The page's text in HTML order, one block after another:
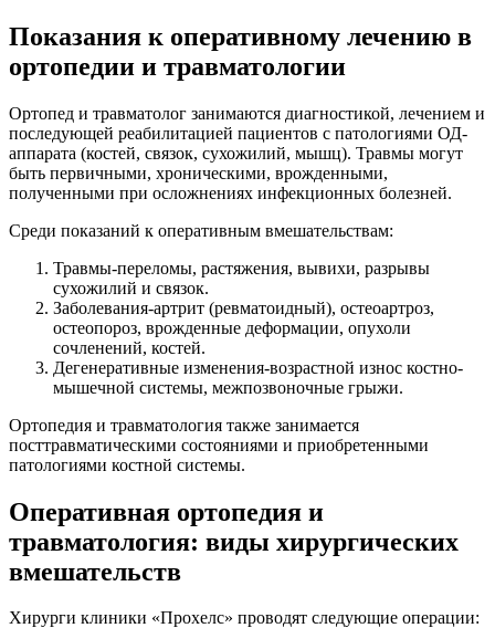
Показания к оперативному лечению в
ортопедии и травматологии
Ортопед и травматолог занимаются диагностикой, лечением и
последующей реабилитацией пациентов с патологиями ОД-
аппарата (костей, связок, сухожилий, мышц). Травмы могут
быть первичными, хроническими, врожденными,
полученными при осложнениях инфекционных болезней.
Среди показаний к оперативным вмешательствам:
Травмы-переломы, растяжения, вывихи, разрывы
сухожилий и связок.
Заболевания-артрит (ревматоидный), остеоартроз,
остеопороз, врожденные деформации, опухоли
сочленений, костей.
Дегенеративные изменения-возрастной износ костно-
мышечной системы, межпозвоночные грыжи.
Ортопедия и травматология также занимается
посттравматическими состояниями и приобретенными
патологиями костной системы.
Оперативная ортопедия и
травматология: виды хирургических
вмешательств
Хирурги клиники «Прохелс» проводят следующие операции: